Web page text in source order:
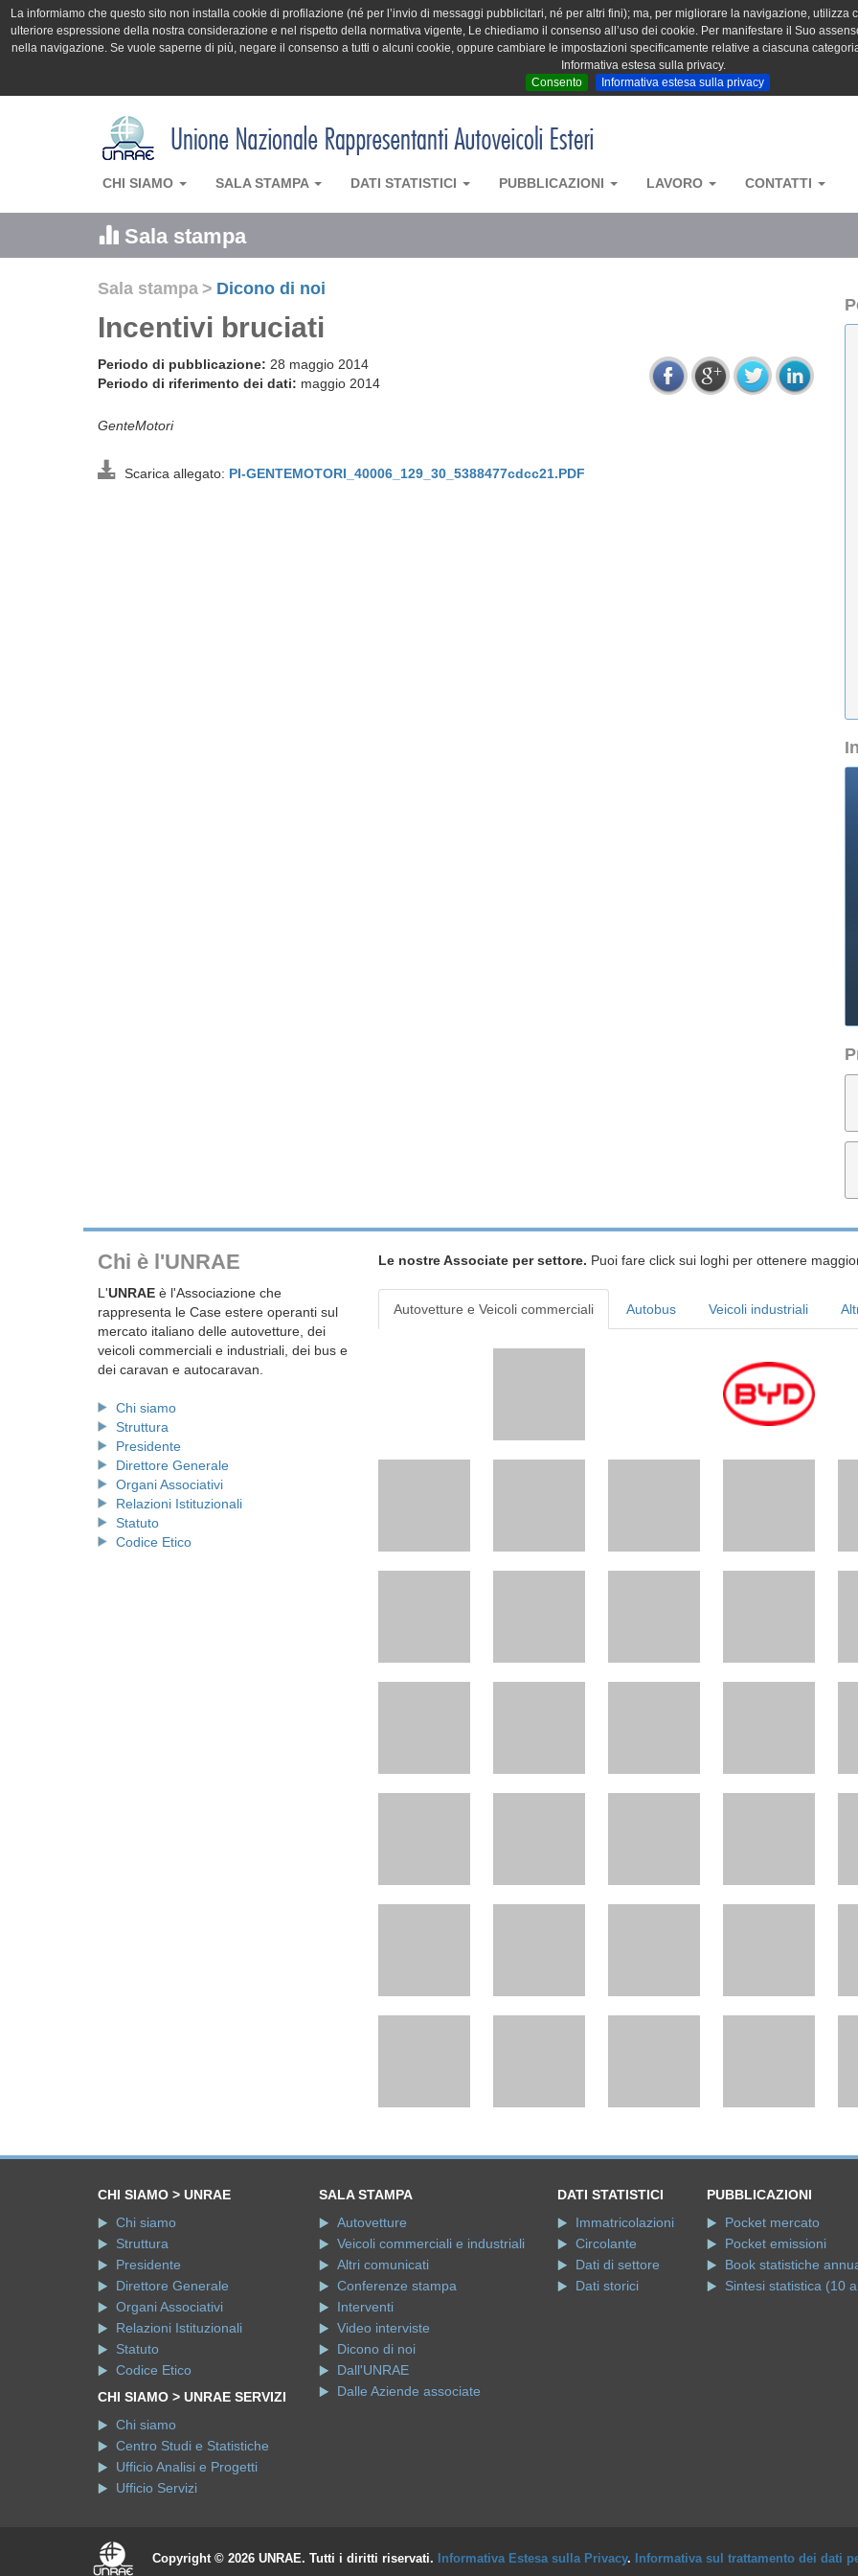
La informiamo che questo sito non installa cookie di profilazione (né per l’invio di messaggi pubblicitari, né per altri fini); ma, per migliorare la navigazione,
ulteriore espressione della nostra considerazione e nel rispetto della normativa vigente, Le chiediamo il consenso all’uso dei cookie. Per manifestare il Suo
nella navigazione. Se vuole saperne di più, negare il consenso a tutti o alcuni cookie, oppure cambiare le impostazioni specificamente relative a ciascuna
Informativa estesa sulla privacy.
Consento
Informativa estesa sulla privacy
CHI SIAMO SALA STAMPA DATI STATISTICI PUBBLICAZIONI LAVORO CONTATTI
Sala stampa
Sala stampa > Dicono di noi
Incentivi bruciati
Periodo di pubblicazione: 28 maggio 2014
Periodo di riferimento dei dati: maggio 2014
GenteMotori
Scarica allegato: PI-GENTEMOTORI_40006_129_30_5388477cdcc21.PDF
Chi è l'UNRAE
L'UNRAE è l'Associazione che
rappresenta le Case estere operanti sul
mercato italiano delle autovetture, dei
veicoli commerciali e industriali, dei bus e
dei caravan e autocaravan.
Chi siamo
Struttura
Presidente
Direttore Generale
Organi Associativi
Relazioni Istituzionali
Statuto
Codice Etico
Le nostre Associate per settore. Puoi fare click sui loghi per ottenere
Autovetture e Veicoli commerciali Autobus Veicoli industriali
CHI SIAMO > UNRAE
Chi siamo
Struttura
Presidente
Direttore Generale
Organi Associativi
Relazioni Istituzionali
Statuto
Codice Etico
CHI SIAMO > UNRAE SERVIZI
Chi siamo
Centro Studi e Statistiche
Ufficio Analisi e Progetti
Ufficio Servizi
SALA STAMPA
Autovetture
Veicoli commerciali e industriali
Altri comunicati
Conferenze stampa
Interventi
Video interviste
Dicono di noi
Dall'UNRAE
Dalle Aziende associate
DATI STATISTICI
Immatricolazioni
Circolante
Dati di settore
Dati storici
PUBBLICAZIONI
Pocket mercato
Pocket emissioni
Book statistiche
Sintesi statistica (10
Copyright © 2026 UNRAE. Tutti i diritti riservati. Informativa Estesa sulla Privacy. Informativa sul trattamento dei dati